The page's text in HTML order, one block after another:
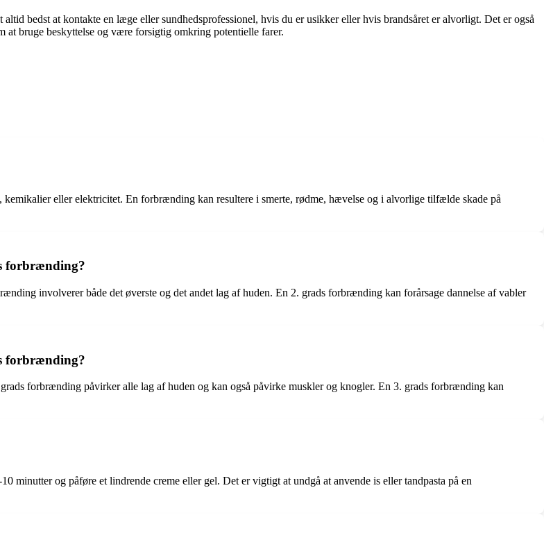
bedst at kontakte en læge eller sundhedsprofessionel, hvis du er usikker eller hvis brandsåret er alvorligt. Det er også
at bruge beskyttelse og være forsigtig omkring potentielle farer.
eller elektricitet. En forbrænding kan resultere i smerte, rødme, hævelse og i alvorlige tilfælde skade på
forbrænding?
involverer både det øverste og det andet lag af huden. En 2. grads forbrænding kan forårsage dannelse af vabler
forbrænding?
forbrænding påvirker alle lag af huden og kan også påvirke muskler og knogler. En 3. grads forbrænding kan
minutter og påføre et lindrende creme eller gel. Det er vigtigt at undgå at anvende is eller tandpasta på en